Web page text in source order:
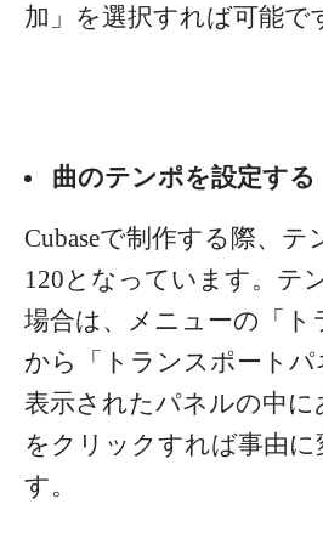
加」を選択すれば可能で
曲のテンポを設定する
Cubaseで制作する際、テ
120となっています。テ
場合は、メニューの「ト
から「トランスポートパ
表示されたパネルの中に
をクリックすれば事由に
す。